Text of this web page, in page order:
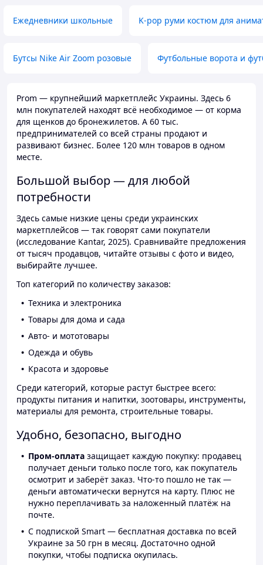
Ежедневники школьные K-pop руми костюм для
Бутсы Nike Air Zoom розовые Футбольные ворота и
Prom — крупнейший маркетплейс Украины. Здесь 6
млн покупателей находят всё необходимое — от корма
для щенков до бронежилетов. А 60 тыс.
предпринимателей со всей страны продают и
развивают бизнес. Более 120 млн товаров в одном
месте.
Большой выбор — для любой
потребности
Здесь самые низкие цены среди украинских
маркетплейсов — так говорят сами покупатели
(исследование Kantar, 2025). Сравнивайте предложения
от тысяч продавцов, читайте отзывы с фото и видео,
выбирайте лучшее.
Топ категорий по количеству заказов:
Техника и электроника
Товары для дома и сада
Авто- и мототовары
Одежда и обувь
Красота и здоровье
Среди категорий, которые растут быстрее всего:
продукты питания и напитки, зоотовары, инструменты,
материалы для ремонта, строительные товары.
Удобно, безопасно, выгодно
Пром-оплата защищает каждую покупку: продавец
получает деньги только после того, как покупатель
осмотрит и заберёт заказ. Что-то пошло не так —
деньги автоматически вернутся на карту. Плюс не
нужно переплачивать за наложенный платёж на
почте.
С подпиской Smart — бесплатная доставка по всей
Украине за 50 грн в месяц. Достаточно одной
покупки, чтобы подписка окупилась.